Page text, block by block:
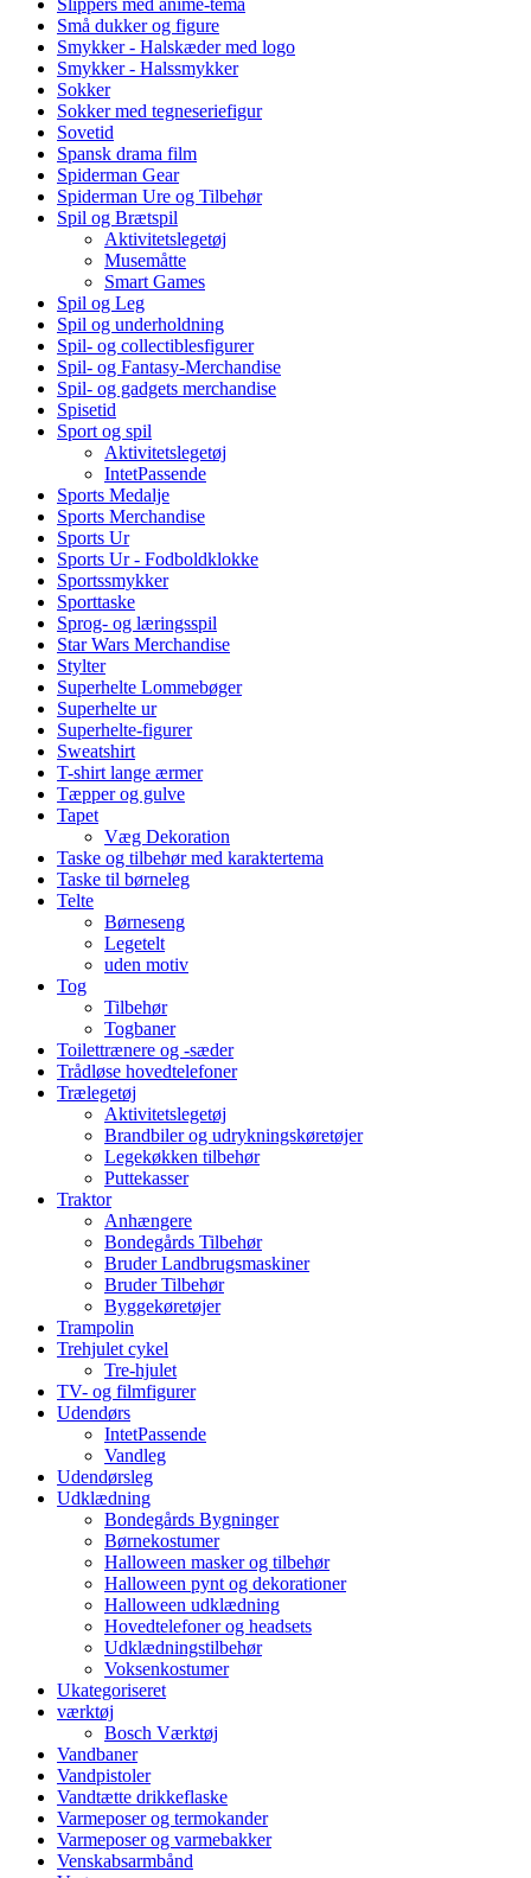
Små dukker og figure
Smykker - Halskæder med logo
Smykker - Halssmykker
Sokker
Sokker med tegneseriefigur
Sovetid
Spansk drama film
Spiderman Gear
Spiderman Ure og Tilbehør
Spil og Brætspil
Aktivitetslegetøj
Musemåtte
Smart Games
Spil og Leg
Spil og underholdning
Spil- og collectiblesfigurer
Spil- og Fantasy-Merchandise
Spil- og gadgets merchandise
Spisetid
Sport og spil
Aktivitetslegetøj
IntetPassende
Sports Medalje
Sports Merchandise
Sports Ur
Sports Ur - Fodboldklokke
Sportssmykker
Sporttaske
Sprog- og læringsspil
Star Wars Merchandise
Stylter
Superhelte Lommebøger
Superhelte ur
Superhelte-figurer
Sweatshirt
T-shirt lange ærmer
Tæpper og gulve
Tapet
Væg Dekoration
Taske og tilbehør med karaktertema
Taske til børneleg
Telte
Børneseng
Legetelt
uden motiv
Tog
Tilbehør
Togbaner
Toilettrænere og -sæder
Trådløse hovedtelefoner
Trælegetøj
Aktivitetslegetøj
Brandbiler og udrykningskøretøjer
Legekøkken tilbehør
Puttekasser
Traktor
Anhængere
Bondegårds Tilbehør
Bruder Landbrugsmaskiner
Bruder Tilbehør
Byggekøretøjer
Trampolin
Trehjulet cykel
Tre-hjulet
TV- og filmfigurer
Udendørs
IntetPassende
Vandleg
Udendørsleg
Udklædning
Bondegårds Bygninger
Børnekostumer
Halloween masker og tilbehør
Halloween pynt og dekorationer
Halloween udklædning
Hovedtelefoner og headsets
Udklædningstilbehør
Voksenkostumer
Ukategoriseret
værktøj
Bosch Værktøj
Vandbaner
Vandpistoler
Vandtætte drikkeflaske
Varmeposer og termokander
Varmeposer og varmebakker
Venskabsarmbånd